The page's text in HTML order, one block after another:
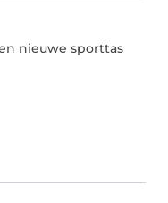
nieuwe sporttas